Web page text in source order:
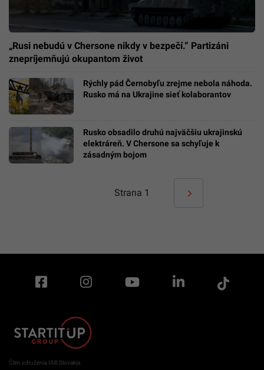
„Rusi nebudú v Chersone nikdy v bezpečí.“ Partizáni
znepríjemňujú okupantom život
Rýchly pád Černobyľu zrejme nebola náhoda.
Rusko má na Ukrajine sieť kolaborantov
Rusko obsadilo druhú najväčšiu ukrajinskú
elektráreň. V Chersone sa schyľuje k
zásadným bojom
Strana 1
Člen združenia IAB Slovakia